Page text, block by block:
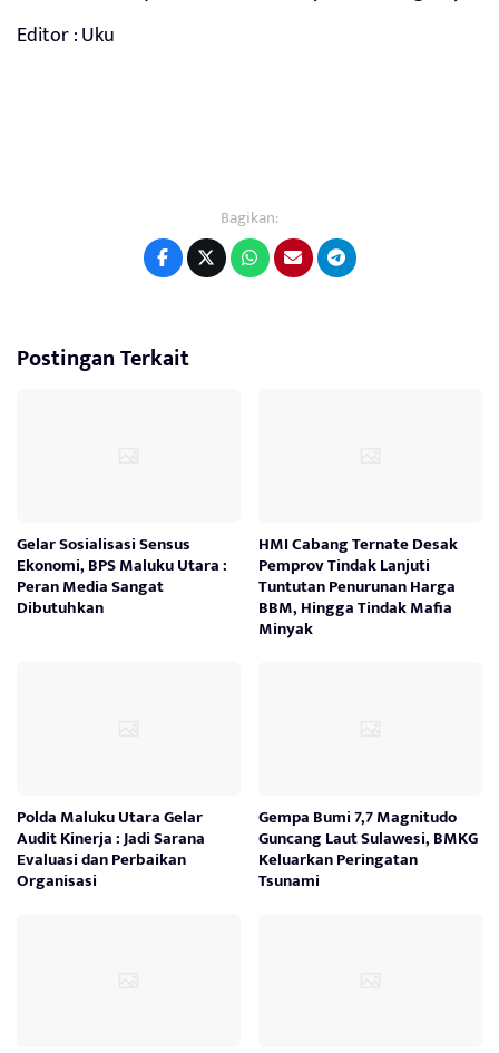
Editor : Uku
Bagikan:
Postingan Terkait
Gelar Sosialisasi Sensus
Ekonomi, BPS Maluku Utara :
Peran Media Sangat
Dibutuhkan
HMI Cabang Ternate Desak
Pemprov Tindak Lanjuti
Tuntutan Penurunan Harga
BBM, Hingga Tindak Mafia
Minyak
Polda Maluku Utara Gelar
Audit Kinerja : Jadi Sarana
Evaluasi dan Perbaikan
Organisasi
Gempa Bumi 7,7 Magnitudo
Guncang Laut Sulawesi, BMKG
Keluarkan Peringatan
Tsunami